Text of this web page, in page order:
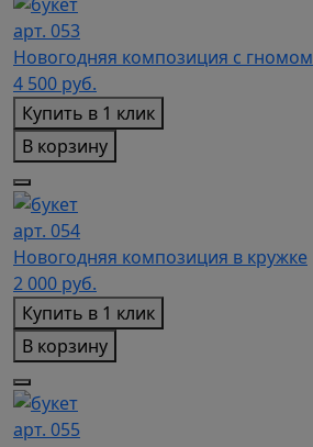
арт. 053
Новогодняя композиция с гномом
4 500 руб.
Купить в 1 клик
В корзину
арт. 054
Новогодняя композиция в кружке
2 000 руб.
Купить в 1 клик
В корзину
арт. 055